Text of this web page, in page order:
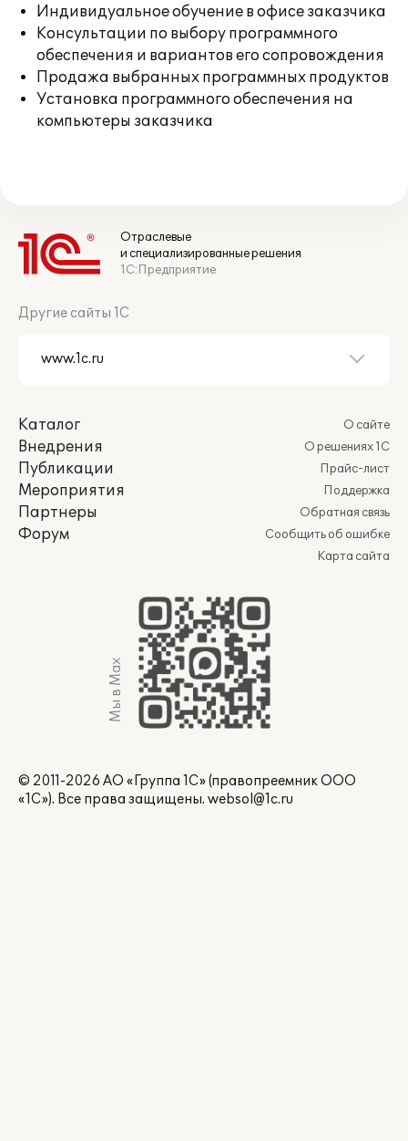
Индивидуальное обучение в офисе заказчика
Консультации по выбору программного
обеспечения и вариантов его сопровождения
Продажа выбранных программных продуктов
Установка программного обеспечения на
компьютеры заказчика
Отраслевые
и специализированные решения
1С:Предприятие
Другие сайты 1С
Каталог
Внедрения
Публикации
Мероприятия
Партнеры
Форум
О сайте
О решениях 1С
Прайс-лист
Поддержка
Обратная связь
Сообщить об ошибке
Карта сайта
Мы в Max
© 2011-2026 АО «Группа 1С» (правопреемник ООО
«1С»). Все права защищены. websol@1c.ru